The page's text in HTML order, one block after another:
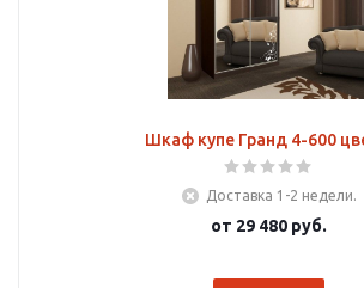
Шкаф купе Гранд 4-600
Доставка 1-2 недели.
от 29 480 руб.